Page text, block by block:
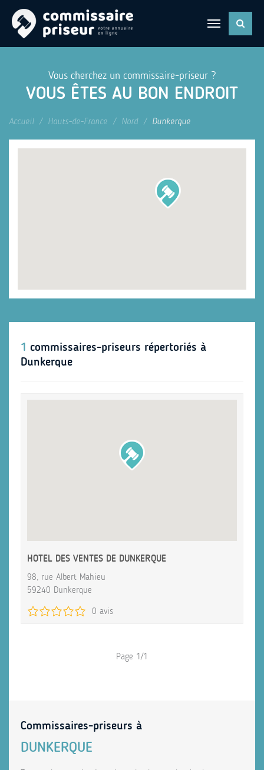
Vous cherchez un commissaire-priseur ?
VOUS ÊTES AU BON ENDROIT
Accueil Hauts-de-France Nord Dunkerque
1 commissaires-priseurs répertoriés à
Dunkerque
HOTEL DES VENTES DE DUNKERQUE
98, rue Albert Mahieu
59240 Dunkerque
0 avis
Page 1/1
Commissaires-priseurs à
DUNKERQUE